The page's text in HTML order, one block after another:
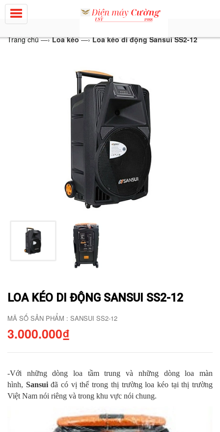
Trang chủ—› Loa kéo—› Loa kéo di động Sansui SS2-12
LOA KÉO DI ĐỘNG SANSUI SS2-12
MÃ SỐ SẢN PHẨM : SANSUI SS2-12
3.000.000₫
-Với những dòng loa tầm trung và những dòng loa màn
hình, Sansuiđã có vị thế trong thị trường loa kéo tại thị trường
Việt Nam nói riêng và trong khu vực nói chung.